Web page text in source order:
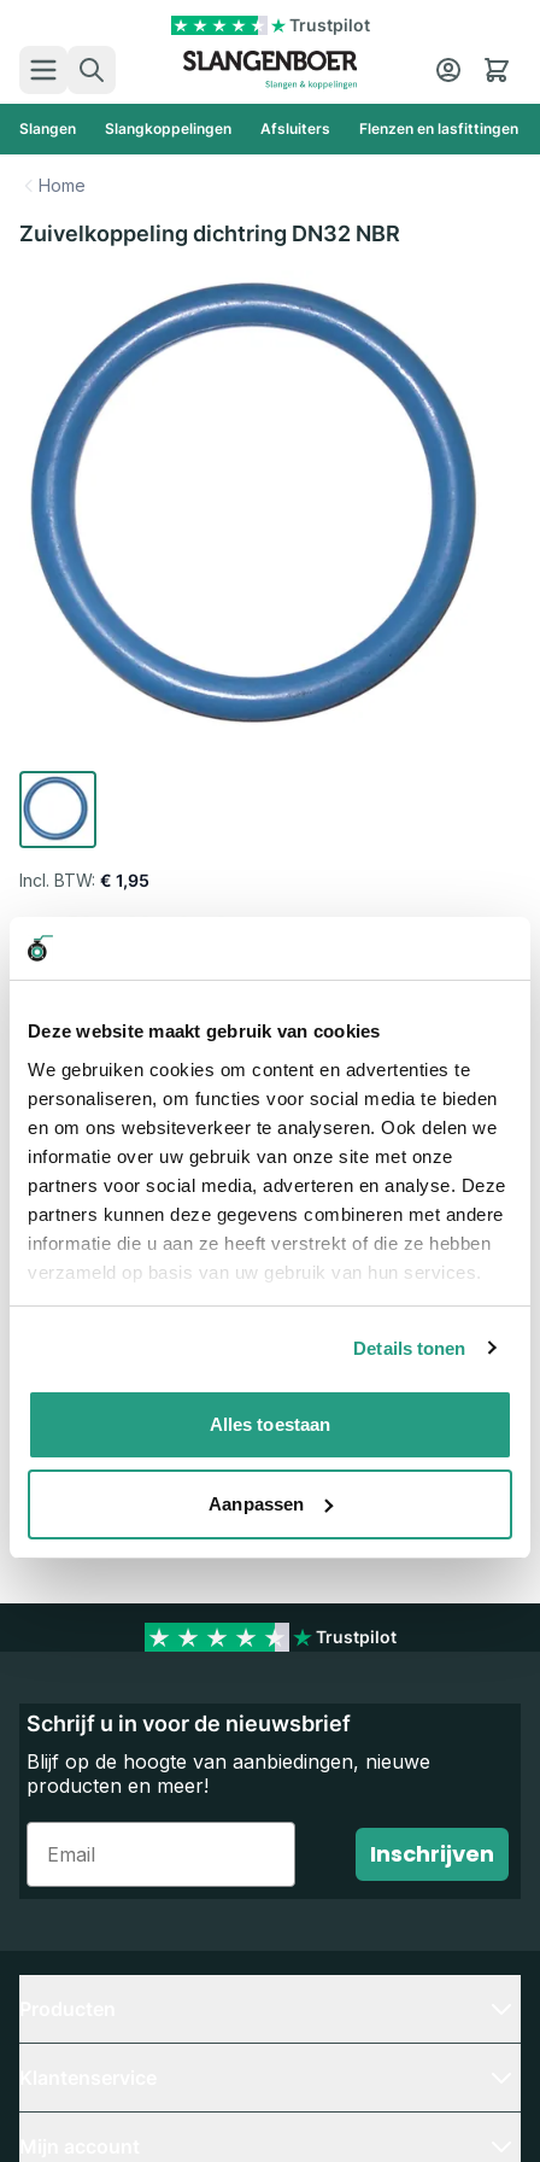
Deze website maakt gebruik van cookies
We gebruiken cookies om content en advertenties te
personaliseren, om functies voor social media te bieden
en om ons websiteverkeer te analyseren. Ook delen we
informatie over uw gebruik van onze site met onze
partners voor social media, adverteren en analyse. Deze
partners kunnen deze gegevens combineren met andere
informatie die u aan ze heeft verstrekt of die ze hebben
verzameld op basis van uw gebruik van hun services.
Details tonen
Alles toestaan
Aanpassen
Trustpilot
Zoek
Cart
Slangen Slangkoppelingen Afsluiters Flenzen en lasfittingen
Home
Zuivelkoppeling dichtring DN32 NBR
€ 1,95
15.000 producten uit voorraad
Snelle levering
Snel naar
Meer informatie
Meer informatie
Maatvoering koppeling DN32
Vragen? Neem dan nu contact op
We zijn beschikbaar van ma t/m vr van 08:00 tot 17:00 uur.
Trustpilot
Schrijf u in voor de nieuwsbrief
Blijf op de hoogte van aanbiedingen, nieuwe
producten en meer!
Email
Inschrijven